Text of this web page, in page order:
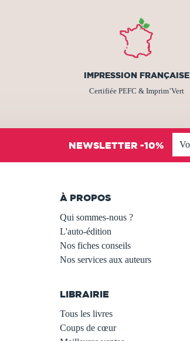
IMPRESSION FRANÇAISE
Certifiée PEFC & Imprim’Vert
NEWSLETTER -10%
À PROPOS
Qui sommes-nous ?
L'auto-édition
Nos fiches conseils
Nos services aux auteurs
LIBRAIRIE
Tous les livres
Coups de cœur